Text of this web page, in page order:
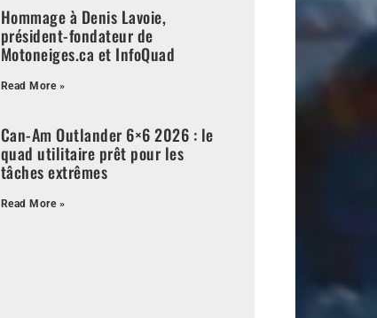
Hommage à Denis Lavoie,
président-fondateur de
Motoneiges.ca et InfoQuad
Read More »
Can-Am Outlander 6×6 2026 : le
quad utilitaire prêt pour les
tâches extrêmes
Read More »